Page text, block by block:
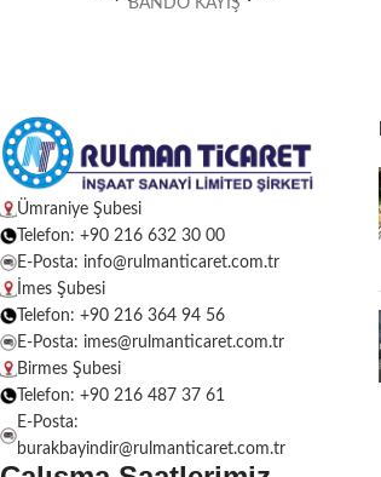
BANDO KAYIŞ
Ümraniye Şubesi
Telefon: +90 216 632 30 00
E-Posta: info@rulmanticaret.com.tr
İmes Şubesi
Telefon: +90 216 364 94 56
E-Posta: imes@rulmanticaret.com.tr
Birmes Şubesi
Telefon: +90 216 487 37 61
E-Posta:
burakbayindir@rulmanticaret.com.tr